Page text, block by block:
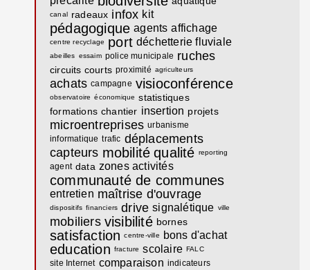
canal radeaux infox kit
pédagogique agents affichage
centre recyclage port déchetterie fluviale
abeilles essaim police municipale ruches
circuits courts proximité agriculteurs
achats campagne visioconférence
observatoire économique statistiques
formations chantier insertion projets
microentreprises urbanisme
informatique trafic déplacements
capteurs mobilité qualité reporting
agent data zones activités
communauté de communes
entretien maîtrise d'ouvrage
dispositifs financiers drive signalétique ville
mobiliers visibilité bornes
satisfaction centre-ville bons d'achat
education fracture scolaire FALC
site Internet comparaison indicateurs